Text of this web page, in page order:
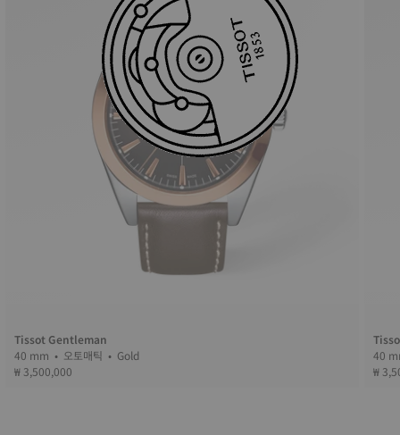
Tissot Gentleman
40 mm • 오토매틱 • Gold
₩ 3,500,000
₩